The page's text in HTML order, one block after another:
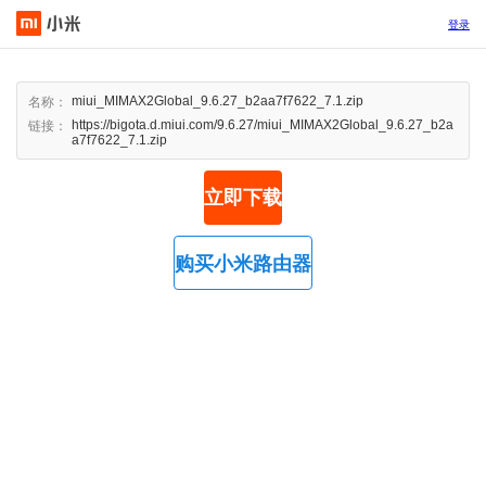
登录
名称：
miui_MIMAX2Global_9.6.27_b2aa7f7622_7.1.zip
链接：
https://bigota.d.miui.com/9.6.27/miui_MIMAX2Global_9.6.27_b2a
a7f7622_7.1.zip
立即下载
购买小米路由器